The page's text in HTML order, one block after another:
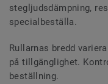
stegljudsdämpning,
specialbeställa.
Rullarnas bredd
på tillgänglighet.
beställning.